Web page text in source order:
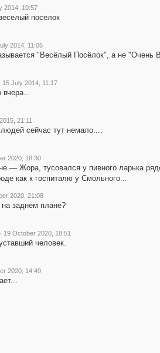
2014, 10:57
поселок
2014, 11:06
"Весёлый Посёлок", а не "Очень
15 July 2014, 11:17
вчера...
21:11
сейчас тут немало....
2020, 18:30
— Жора, тусовался у пивного ларька
как к госпиталю у Смольного...
2020, 21:08
на заднем плане?
· 19 October 2020, 18:51
человек.
2020, 14:49